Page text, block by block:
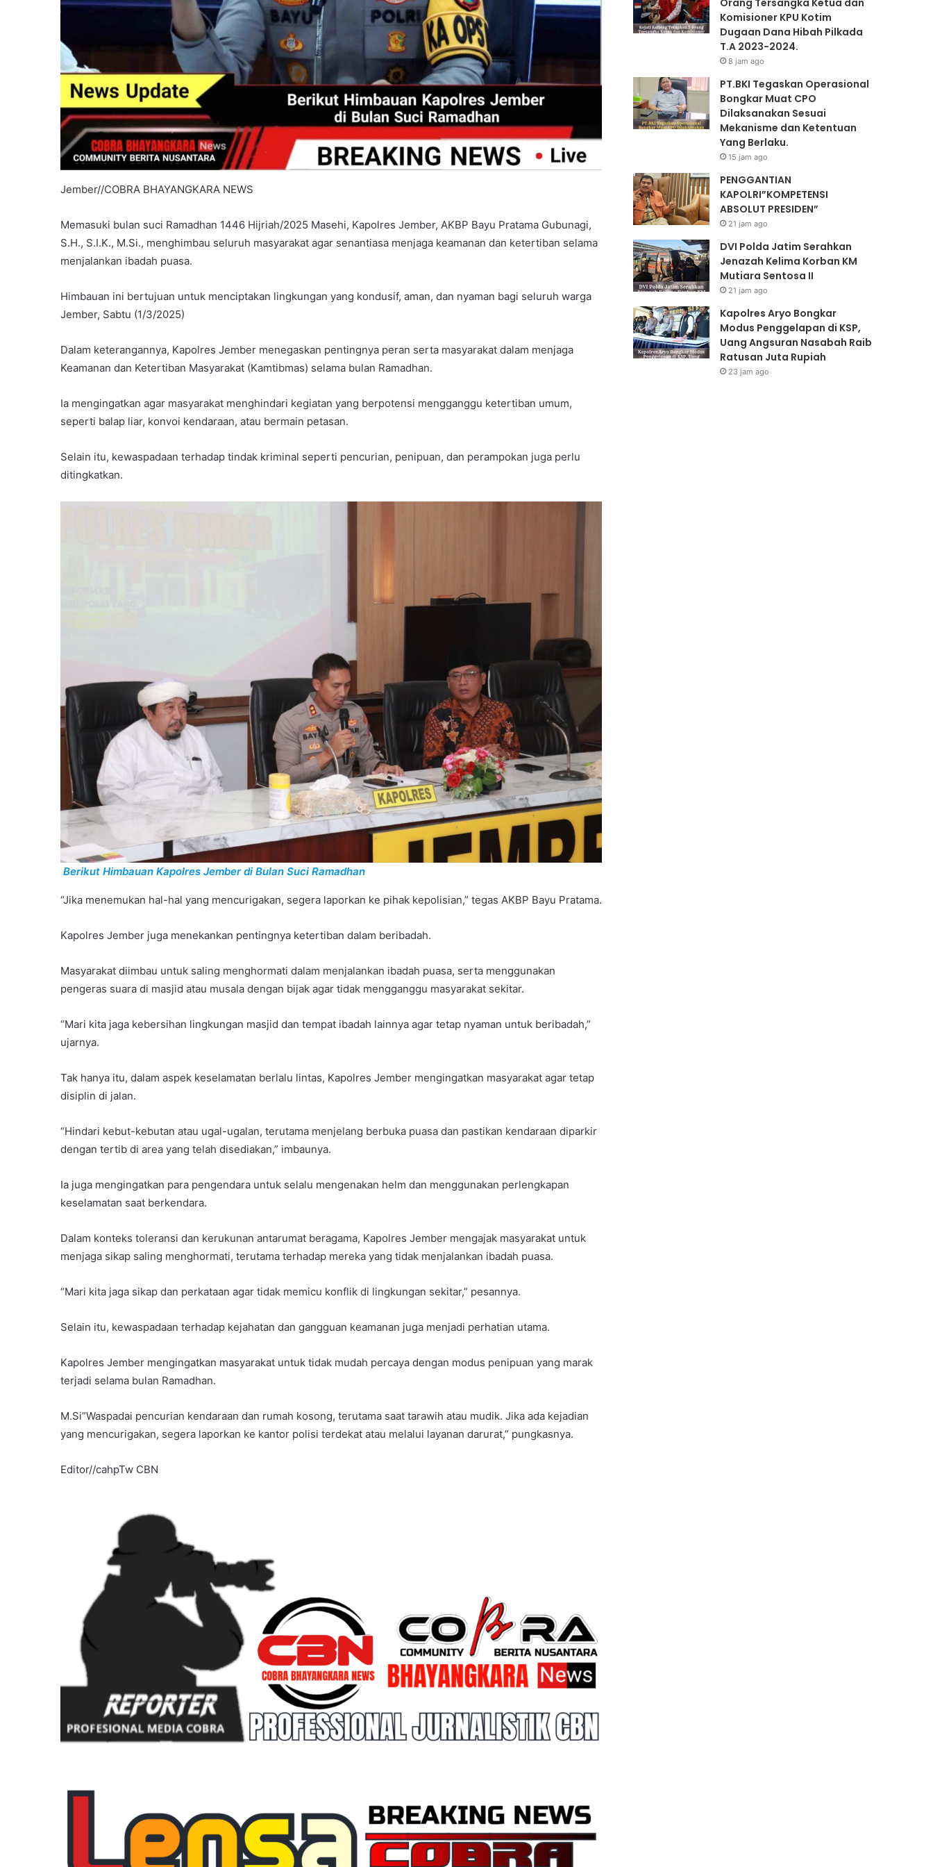
Jember//COBRA BHAYANGKARA NEWS
Memasuki bulan suci Ramadhan 1446 Hijriah/2025 Masehi, Kapolres Jember, AKBP Bayu Pratama Gubunagi,
S.H., S.I.K., M.Si., menghimbau seluruh masyarakat agar senantiasa menjaga keamanan dan ketertiban selama
menjalankan ibadah puasa.
Himbauan ini bertujuan untuk menciptakan lingkungan yang kondusif, aman, dan nyaman bagi seluruh warga
Jember, Sabtu (1/3/2025)
Dalam keterangannya, Kapolres Jember menegaskan pentingnya peran serta masyarakat dalam menjaga
Keamanan dan Ketertiban Masyarakat (Kamtibmas) selama bulan Ramadhan.
Ia mengingatkan agar masyarakat menghindari kegiatan yang berpotensi mengganggu ketertiban umum,
seperti balap liar, konvoi kendaraan, atau bermain petasan.
Selain itu, kewaspadaan terhadap tindak kriminal seperti pencurian, penipuan, dan perampokan juga perlu
ditingkatkan.
Berikut Himbauan Kapolres Jember di Bulan Suci Ramadhan
“Jika menemukan hal-hal yang mencurigakan, segera laporkan ke pihak kepolisian,” tegas AKBP Bayu Pratama.
Kapolres Jember juga menekankan pentingnya ketertiban dalam beribadah.
Masyarakat diimbau untuk saling menghormati dalam menjalankan ibadah puasa, serta menggunakan
pengeras suara di masjid atau musala dengan bijak agar tidak mengganggu masyarakat sekitar.
“Mari kita jaga kebersihan lingkungan masjid dan tempat ibadah lainnya agar tetap nyaman untuk beribadah,”
ujarnya.
Tak hanya itu, dalam aspek keselamatan berlalu lintas, Kapolres Jember mengingatkan masyarakat agar tetap
disiplin di jalan.
“Hindari kebut-kebutan atau ugal-ugalan, terutama menjelang berbuka puasa dan pastikan kendaraan diparkir
dengan tertib di area yang telah disediakan,” imbaunya.
Ia juga mengingatkan para pengendara untuk selalu mengenakan helm dan menggunakan perlengkapan
keselamatan saat berkendara.
Dalam konteks toleransi dan kerukunan antarumat beragama, Kapolres Jember mengajak masyarakat untuk
menjaga sikap saling menghormati, terutama terhadap mereka yang tidak menjalankan ibadah puasa.
“Mari kita jaga sikap dan perkataan agar tidak memicu konflik di lingkungan sekitar,” pesannya.
Selain itu, kewaspadaan terhadap kejahatan dan gangguan keamanan juga menjadi perhatian utama.
Kapolres Jember mengingatkan masyarakat untuk tidak mudah percaya dengan modus penipuan yang marak
terjadi selama bulan Ramadhan.
M.Si”Waspadai pencurian kendaraan dan rumah kosong, terutama saat tarawih atau mudik. Jika ada kejadian
yang mencurigakan, segera laporkan ke kantor polisi terdekat atau melalui layanan darurat,” pungkasnya.
Editor//cahpTw CBN
Pilkada
T.A
2023-
2024.
Orang Tersangka Ketua dan
Komisioner KPU Kotim
Dugaan Dana Hibah Pilkada
T.A 2023-2024.
8 jam ago
PT.BKI Tegaskan Operasional
Bongkar Muat CPO
Dilaksanakan Sesuai
Mekanisme dan Ketentuan
Yang Berlaku.
15 jam ago
PENGGANTIAN
KAPOLRI”KOMPETENSI
ABSOLUT PRESIDEN”
21 jam ago
DVI Polda Jatim Serahkan
Jenazah Kelima Korban KM
Mutiara Sentosa II
21 jam ago
Kapolres Aryo Bongkar
Modus Penggelapan di KSP,
Uang Angsuran Nasabah Raib
Ratusan Juta Rupiah
23 jam ago